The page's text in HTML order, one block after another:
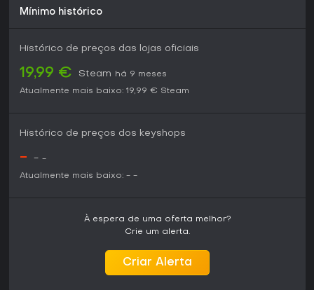
Mínimo histórico
Histórico de preços das lojas oficiais
19,99 € Steam
há 9 meses
Atualmente mais baixo: 19,99 € Steam
Histórico de preços dos keyshops
- - -
Atualmente mais baixo: - -
À espera de uma oferta melhor?
Crie um alerta.
Criar Alerta